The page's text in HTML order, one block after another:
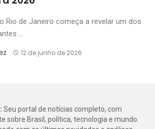
Rio de Janeiro começa a revelar um dos
...
12 de junho de 2026
Seu portal de notícias completo, com
sobre Brasil, política, tecnologia e mundo.